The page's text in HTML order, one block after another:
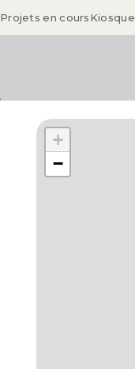
Projets en coursKiosque
+
−